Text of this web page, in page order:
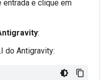
entrada e clique em
:
do Antigravity: